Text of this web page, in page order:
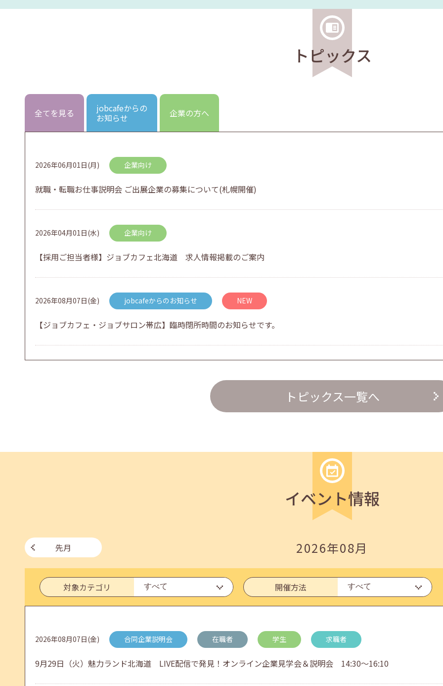
トピックス
全てを見る
jobcafeからの
お知らせ
企業の方へ
2026年06月01日(月) 企業向け
就職・転職お仕事説明会 ご出展企業の募集について(札幌開催)
2026年04月01日(水) 企業向け
【採用ご担当者様】ジョブカフェ北海道 求人情報掲載のご案内
2026年08月07日(金) jobcafeからのお知らせ NEW
【ジョブカフェ・ジョブサロン帯広】臨時閉所時間のお知らせです。
企業様向けセミナー「現場を巻き込む！人事のための『越境人材育成』３ステップ」
メールカウンセリング、就職決定報告フォーム復旧いたしました。
2026年05月25日(月) jobcafeからのお知らせ
6月のセミナー情報を公開いたしました。
トピックス一覧へ
イベント情報
先月 2026年08月
対象カテゴリ 開催方法
2026年08月07日(金) 合同企業説明会 在職者 学生 求職者
9月29日（火）魅力ランド北海道 LIVE配信で発見！オンライン企業見学会＆説明会 14:30～16:10